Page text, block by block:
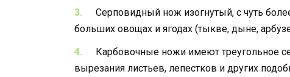
Cерповидный нож изогнутый, с чуть
больших овощах и ягодах (тыкве, дыне,
Карбовочные ножи имеют треугольное
вырезания листьев, лепестков и других